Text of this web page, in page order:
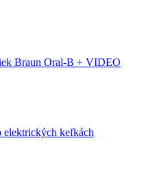
Braun Oral-B + VIDEO
elektrických kefkách